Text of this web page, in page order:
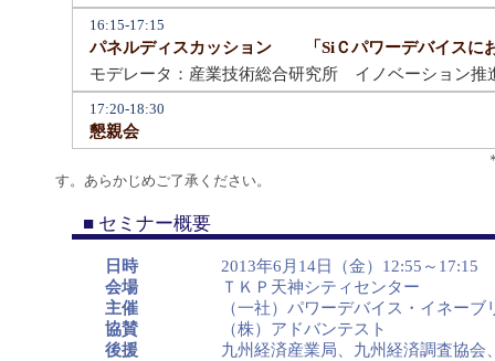
16:15-17:15
パネルディスカッション 「SiＣパワーデバイスに
モデレータ：産業技術総合研究所 イノベーショ
17:20-18:30
懇親会
＊講演タイトル・講演者は、都
す。あらかじめご了承ください。
■ セミナー概要
日時
2013年6月14日（金）12:55～
会場
ＴＫＰ天神シティセンター
主催
（一社）パワーデバイス・イネーブ
協賛
（株）アドバンテスト
後援
九州経済産業局、九州経済調査協会